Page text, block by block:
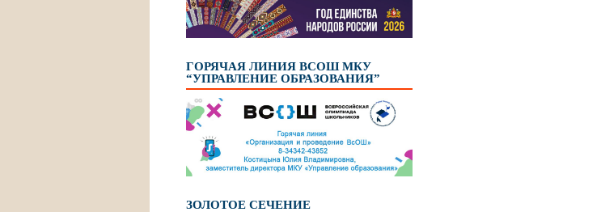
ГОРЯЧАЯ ЛИНИЯ ВСОШ МКУ
“УПРАВЛЕНИЕ ОБРАЗОВАНИЯ”
ЗОЛОТОЕ СЕЧЕНИЕ